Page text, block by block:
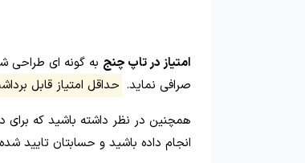
امتیاز در تاپ چنج به گونه ای طراحی
صرافی نماید. حداقل امتیاز قابل برداشت 20 امتیاز می باشد که معادل
همچنین در نظر داشته باشید که برای
انجام داده باشید و حسابتان تایید